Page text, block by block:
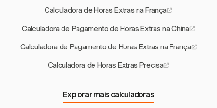
Calculadora de Horas Extras na França
Calculadora de Pagamento de Horas Extras na China
Calculadora de Pagamento de Horas Extras na França
Calculadora de Horas Extras Precisa
Explorar mais calculadoras